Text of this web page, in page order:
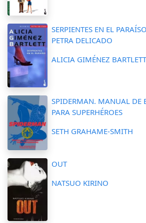
SERPIENTES EN EL
PETRA DELICADO
ALICIA GIMÉNEZ BARTLETT
SPIDERMAN. MANUAL DE
PARA SUPERHÉROES
SETH GRAHAME-SMITH
OUT
NATSUO KIRINO